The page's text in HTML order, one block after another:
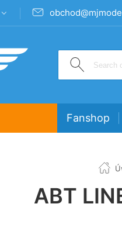
Fanshop
ABT